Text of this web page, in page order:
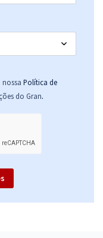
Política de
do Gran.